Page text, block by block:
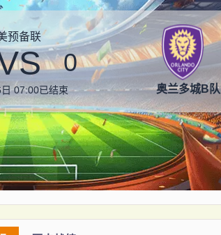
预备联
0
07:00已结束 奥兰多城B队